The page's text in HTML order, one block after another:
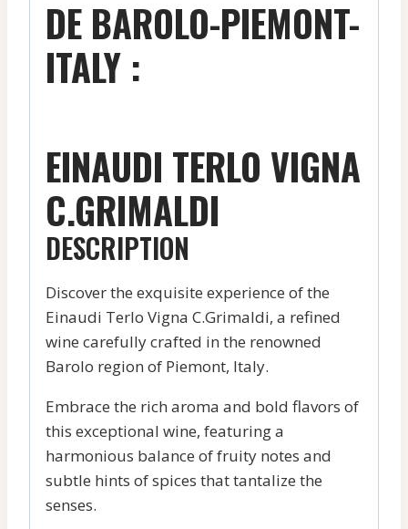
DE BAROLO-PIEMONT-
ITALY :
EINAUDI TERLO VIGNA
C.GRIMALDI
DESCRIPTION
Discover the exquisite experience of the
Einaudi Terlo Vigna C.Grimaldi, a refined
wine carefully crafted in the renowned
Barolo region of Piemont, Italy.
Embrace the rich aroma and bold flavors of
this exceptional wine, featuring a
harmonious balance of fruity notes and
subtle hints of spices that tantalize the
senses.